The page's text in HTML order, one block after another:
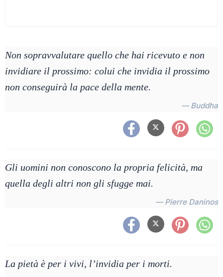
Non sopravvalutare quello che hai ricevuto e non
invidiare il prossimo: colui che invidia il prossimo
non conseguirà la pace della mente.
— Buddha
Gli uomini non conoscono la propria felicità, ma
quella degli altri non gli sfugge mai.
— Pierre Daninos
La pietà è per i vivi, l’invidia per i morti.